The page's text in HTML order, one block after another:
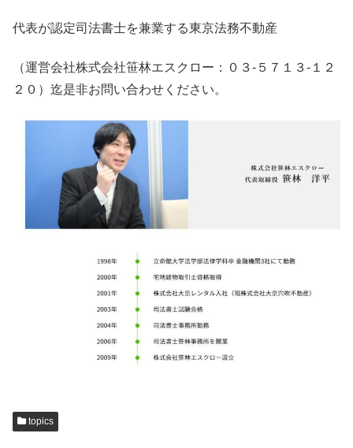
代表が認定司法書士を兼業する東京法務不動産
（運営会社株式会社笹林エスクロー：０３-５７１３-１２
２０）迄是非お問い合わせください。
topics